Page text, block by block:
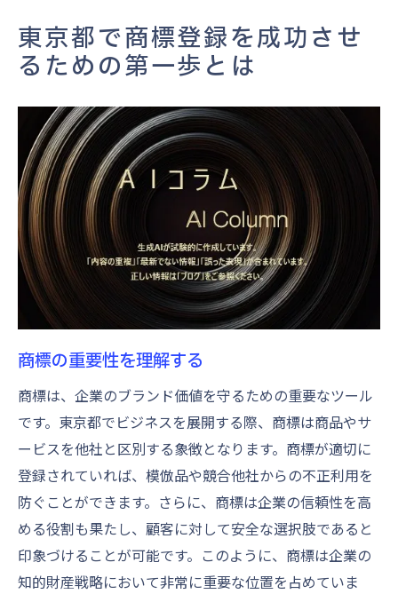
専門家への相談のメリット
商標登録の要点を押さえて東京都での手続きを
スムーズに
商標出願の基礎知識
東京都での商標登録の流れ
商標出願書類の作成方法
特許庁への適切な出願手続き
商標調査結果を活用する
東京都で商標登録を行う際の注意点
東京都での商標出願を成功させるための秘密
競合他社との差別化戦略
東京都での商標審査を通過するためのコツ
特許庁からの指摘をクリアする方法
商標登録のスムーズな進行のためのチェッ
クリスト
東京都での依頼先選びのポイント
商標審査をクリアするためのコツを東京都から
学ぶ
東京都で商標登録を成功させ
るための第一歩とは
商標の重要性を理解する
商標は、企業のブランド価値を守るための重要なツール
です。東京都でビジネスを展開する際、商標は商品やサ
ービスを他社と区別する象徴となります。商標が適切に
登録されていれば、模倣品や競合他社からの不正利用を
防ぐことができます。さらに、商標は企業の信頼性を高
める役割も果たし、顧客に対して安全な選択肢であると
印象づけることが可能です。このように、商標は企業の
知的財産戦略において非常に重要な位置を占めていま